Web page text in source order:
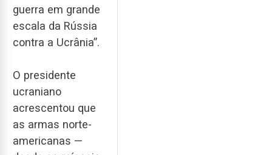
guerra em grande
escala da Rússia
contra a Ucrânia”.
O presidente
ucraniano
acrescentou que
as armas norte-
americanas —